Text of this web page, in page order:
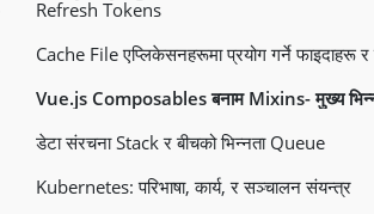
Refresh Tokens
Cache File एप्लिकेसनहरूमा प्रयोग गर्ने फाइदाहरू र
Vue.js Composables बनाम Mixins- मुख्य
डेटा संरचना Stack र बीचको भिन्नता Queue
Kubernetes: परिभाषा, कार्य, र सञ्चालन संयन्त्र